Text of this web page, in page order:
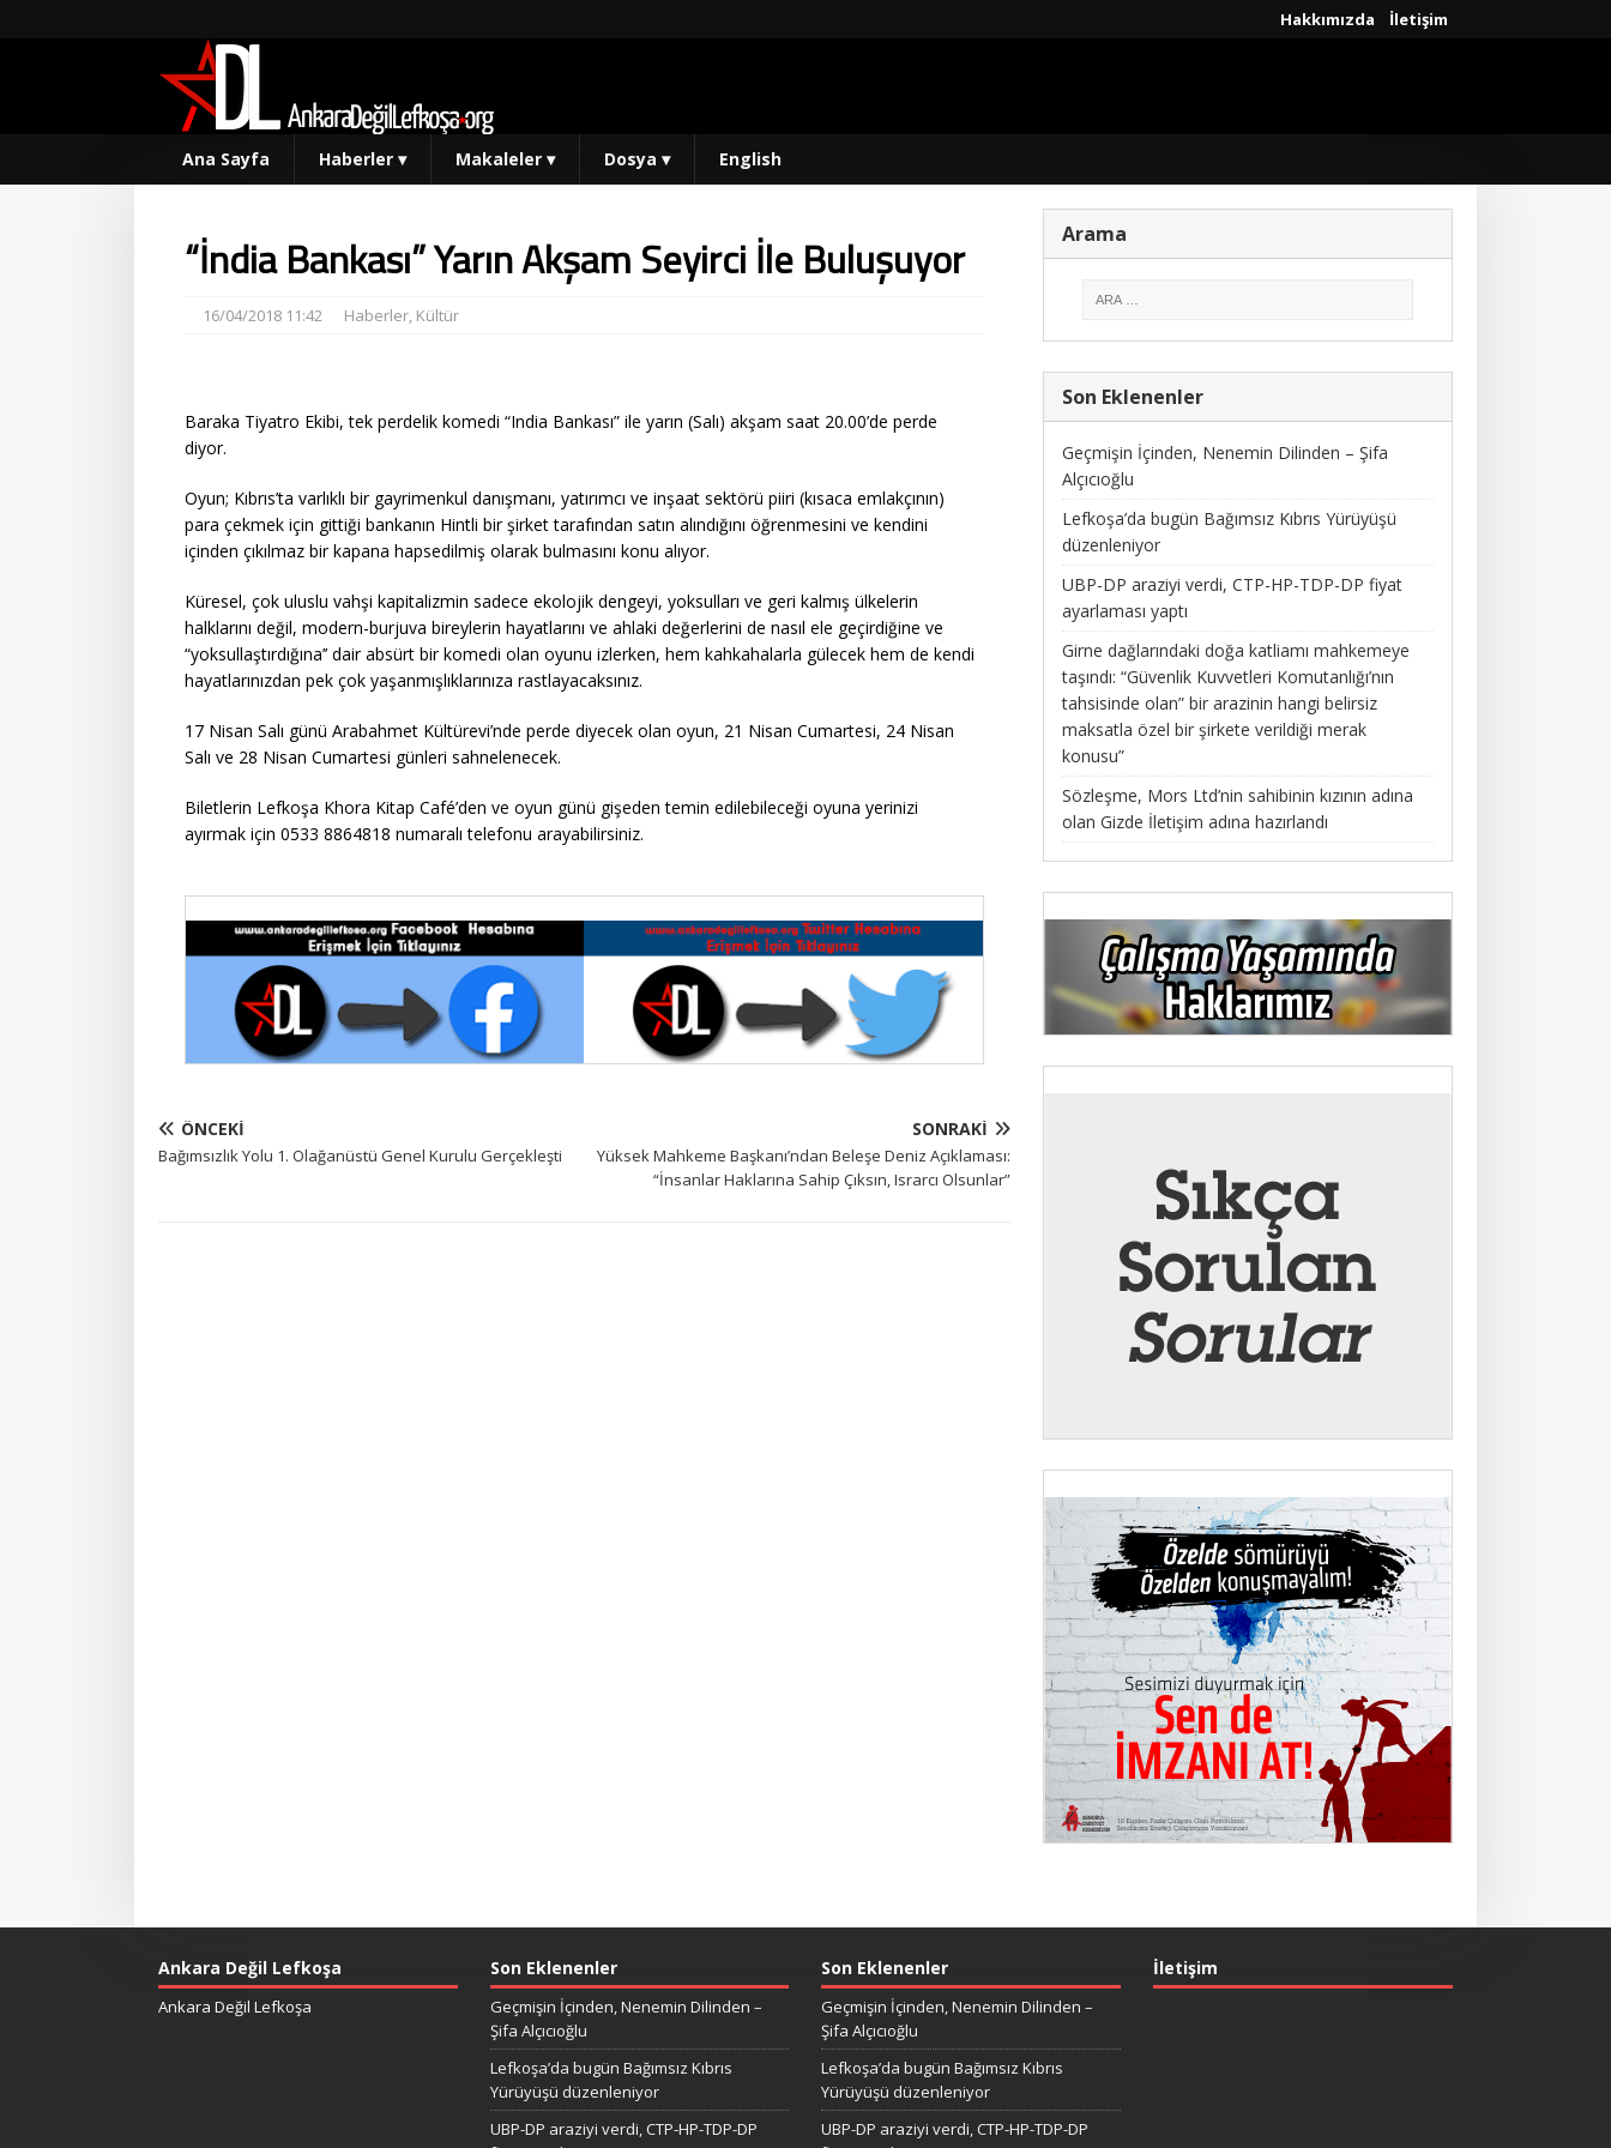
Hakkımızda İletişim
Ana Sayfa Haberler ▾ Makaleler ▾ Dosya ▾ English
“İndia Bankası” Yarın Akşam Seyirci İle Buluşuyor
16/04/2018 11:42 Haberler, Kültür
Baraka Tiyatro Ekibi, tek perdelik komedi “India Bankası” ile yarın (Salı) akşam saat 20.00’de perde
diyor.
Oyun; Kıbrıs’ta varlıklı bir gayrimenkul danışmanı, yatırımcı ve inşaat sektörü piiri (kısaca emlakçının)
para çekmek için gittiği bankanın Hintli bir şirket tarafından satın alındığını öğrenmesini ve kendini
içinden çıkılmaz bir kapana hapsedilmiş olarak bulmasını konu alıyor.
Küresel, çok uluslu vahşi kapitalizmin sadece ekolojik dengeyi, yoksulları ve geri kalmış ülkelerin
halklarını değil, modern-burjuva bireylerin hayatlarını ve ahlaki değerlerini de nasıl ele geçirdiğine ve
“yoksullaştırdığına’’ dair absürt bir komedi olan oyunu izlerken, hem kahkahalarla gülecek hem de kendi
hayatlarınızdan pek çok yaşanmışlıklarınıza rastlayacaksınız.
17 Nisan Salı günü Arabahmet Kültürevi’nde perde diyecek olan oyun, 21 Nisan Cumartesi, 24 Nisan
Salı ve 28 Nisan Cumartesi günleri sahnelenecek.
Biletlerin Lefkoşa Khora Kitap Café’den ve oyun günü gişeden temin edilebileceği oyuna yerinizi
ayırmak için 0533 8864818 numaralı telefonu arayabilirsiniz.
ÖNCEKI
Bağımsızlık Yolu 1. Olağanüstü Genel Kurulu Gerçekleşti
SONRAKI
Yüksek Mahkeme Başkanı’ndan Beleşe Deniz Açıklaması:
“İnsanlar Haklarına Sahip Çıksın, Israrcı Olsunlar”
Arama
Son Eklenenler
Geçmişin İçinden, Nenemin Dilinden – Şifa
Alçıcıoğlu
Lefkoşa’da bugün Bağımsız Kıbrıs Yürüyüşü
düzenleniyor
UBP-DP araziyi verdi, CTP-HP-TDP-DP fiyat
ayarlaması yaptı
Girne dağlarındaki doğa katliamı mahkemeye
taşındı: “Güvenlik Kuvvetleri Komutanlığı’nın
tahsisinde olan” bir arazinin hangi belirsiz
maksatla özel bir şirkete verildiği merak
konusu”
Sözleşme, Mors Ltd’nin sahibinin kızının adına
olan Gizde İletişim adına hazırlandı
Ankara Değil Lefkoşa
Ankara Değil Lefkoşa
Son Eklenenler
Geçmişin İçinden, Nenemin Dilinden –
Şifa Alçıcıoğlu
Lefkoşa’da bugün Bağımsız Kıbrıs
Yürüyüşü düzenleniyor
UBP-DP araziyi verdi, CTP-HP-TDP-DP
Son Eklenenler
Geçmişin İçinden, Nenemin Dilinden –
Şifa Alçıcıoğlu
Lefkoşa’da bugün Bağımsız Kıbrıs
Yürüyüşü düzenleniyor
UBP-DP araziyi verdi, CTP-HP-TDP-DP
İletişim